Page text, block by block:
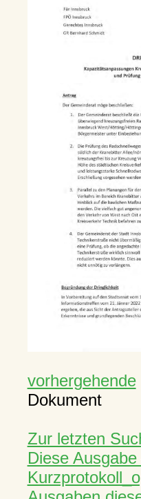
vorhergehende
Dokument
Zur letzten
Diese